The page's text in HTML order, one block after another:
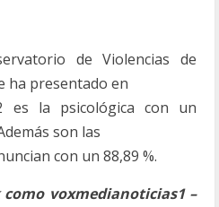
de Violencias de
ha presentado en
es la psicológica con un
son las
con un 88,89 %.
como voxmedianoticias1 –